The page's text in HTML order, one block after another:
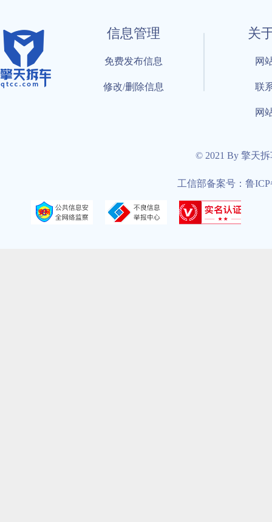
信息管理
免费发布信息
修改/删除信息
关
网
联
网
© 2021 By 擎天
工信部备案号：鲁